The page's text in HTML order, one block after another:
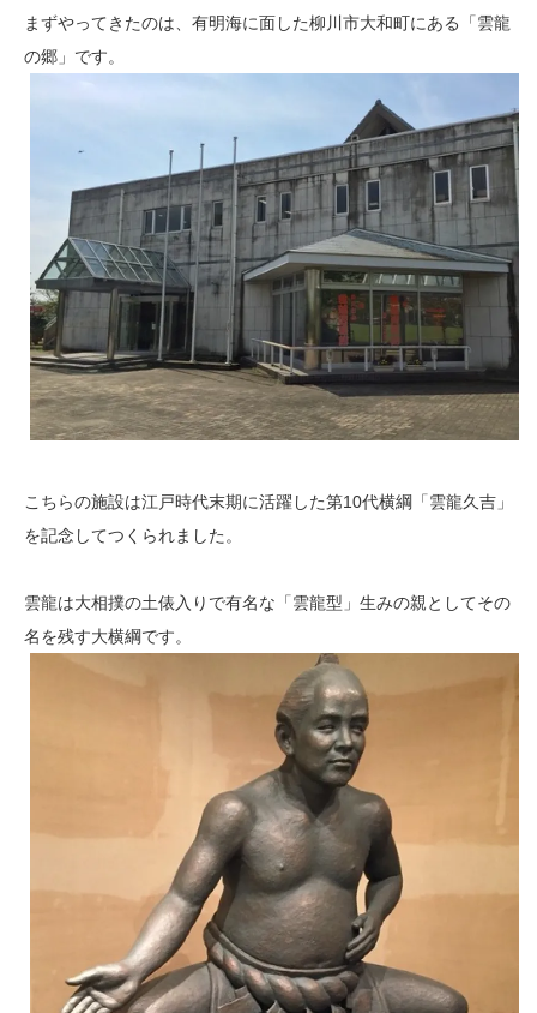
まずやってきたのは、有明海に面した柳川市大和町にある「雲龍
の郷」です。
こちらの施設は江戸時代末期に活躍した第10代横綱「雲龍久吉」
を記念してつくられました。
雲龍は大相撲の土俵入りで有名な「雲龍型」生みの親としてその
名を残す大横綱です。